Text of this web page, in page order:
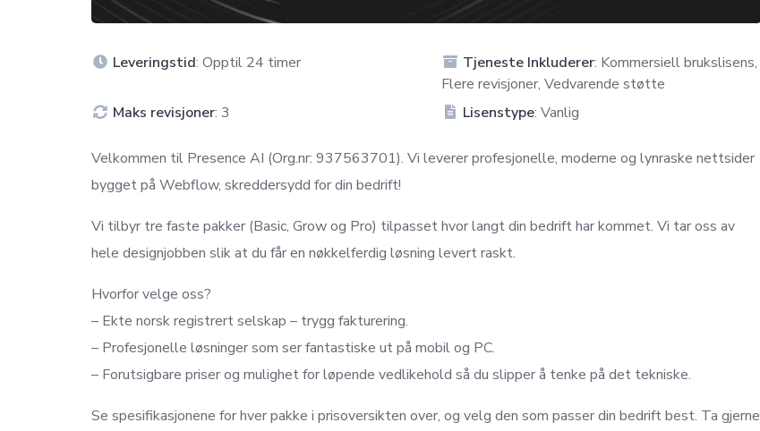
Leveringstid: Opptil 24 timer Tjeneste Inkluderer: Kommersiell brukslisens,
Flere revisjoner, Vedvarende støtte
Maks revisjoner: 3 Lisenstype: Vanlig
Velkommen til Presence AI (Org.nr: 937563701). Vi leverer profesjonelle, moderne og lynraske nettsider
bygget på Webflow, skreddersydd for din bedrift!
Vi tilbyr tre faste pakker (Basic, Grow og Pro) tilpasset hvor langt din bedrift har kommet. Vi tar oss av
hele designjobben slik at du får en nøkkelferdig løsning levert raskt.
Hvorfor velge oss?
– Ekte norsk registrert selskap – trygg fakturering.
– Profesjonelle løsninger som ser fantastiske ut på mobil og PC.
– Forutsigbare priser og mulighet for løpende vedlikehold så du slipper å tenke på det tekniske.
Se spesifikasjonene for hver pakke i prisoversikten over, og velg den som passer din bedrift best. Ta gjerne